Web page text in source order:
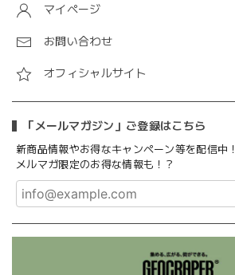
マイページ
お問い合わせ
オフィシャルサイト
「メールマガジン」ご登録はこちら
新商品情報やお得なキャンペーン等を配信中！
メルマガ限定のお得な情報も！？